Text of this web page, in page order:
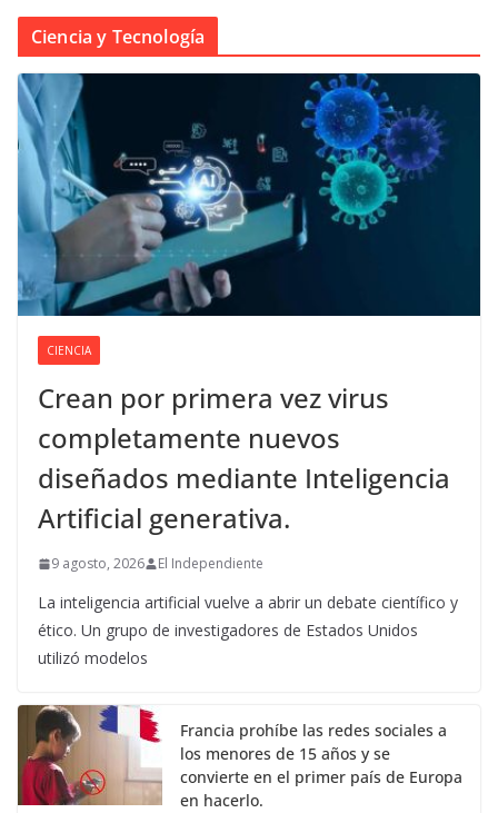
Ciencia y Tecnología
CIENCIA
Crean por primera vez virus
completamente nuevos
diseñados mediante Inteligencia
Artificial generativa.
9 agosto, 2026 El Independiente
La inteligencia artificial vuelve a abrir un debate científico y
ético. Un grupo de investigadores de Estados Unidos
utilizó modelos
Francia prohíbe las redes sociales a
los menores de 15 años y se
convierte en el primer país de Europa
en hacerlo.